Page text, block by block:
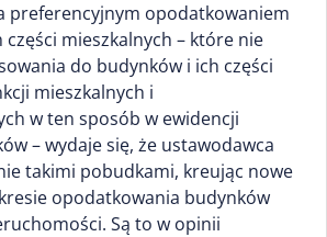
preferencyjnym opodatkowaniem
mieszkalnych – które nie
do budynków i ich części
mieszkalnych i
w ten sposób w ewidencji
– wydaje się, że ustawodawca
takimi pobudkami, kreując nowe
opodatkowania budynków
Są to w opinii